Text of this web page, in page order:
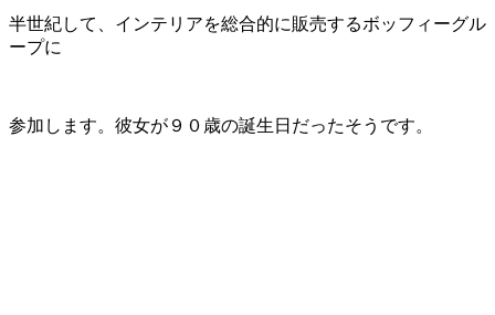
半世紀して、インテリアを総合的に販売するボッフィーグル
ープに
参加します。彼女が９０歳の誕生日だったそうです。